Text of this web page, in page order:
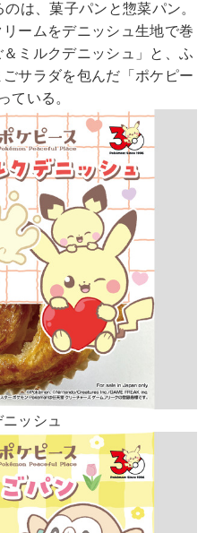
は、菓子パンと惣菜パン。
ームをデニッシュ生地で巻
ミルクデニッシュ」と、ふ
サラダを包んだ「ポケピー
ている。
ッシュ